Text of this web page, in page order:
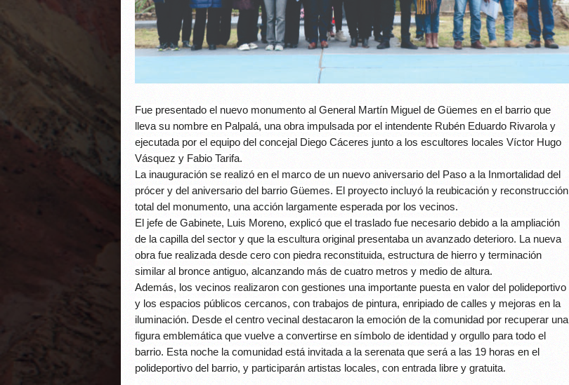
Fue presentado el nuevo monumento al General Martín Miguel de Güemes en el barrio que
lleva su nombre en Palpalá, una obra impulsada por el intendente Rubén Eduardo Rivarola y
ejecutada por el equipo del concejal Diego Cáceres junto a los escultores locales Víctor Hugo
Vásquez y Fabio Tarifa.
La inauguración se realizó en el marco de un nuevo aniversario del Paso a la Inmortalidad del
prócer y del aniversario del barrio Güemes. El proyecto incluyó la reubicación y reconstrucción
total del monumento, una acción largamente esperada por los vecinos.
El jefe de Gabinete, Luis Moreno, explicó que el traslado fue necesario debido a la ampliación
de la capilla del sector y que la escultura original presentaba un avanzado deterioro. La nueva
obra fue realizada desde cero con piedra reconstituida, estructura de hierro y terminación
similar al bronce antiguo, alcanzando más de cuatro metros y medio de altura.
Además, los vecinos realizaron con gestiones una importante puesta en valor del polideportivo
y los espacios públicos cercanos, con trabajos de pintura, enripiado de calles y mejoras en la
iluminación. Desde el centro vecinal destacaron la emoción de la comunidad por recuperar una
figura emblemática que vuelve a convertirse en símbolo de identidad y orgullo para todo el
barrio. Esta noche la comunidad está invitada a la serenata que será a las 19 horas en el
polideportivo del barrio, y participarán artistas locales, con entrada libre y gratuita.